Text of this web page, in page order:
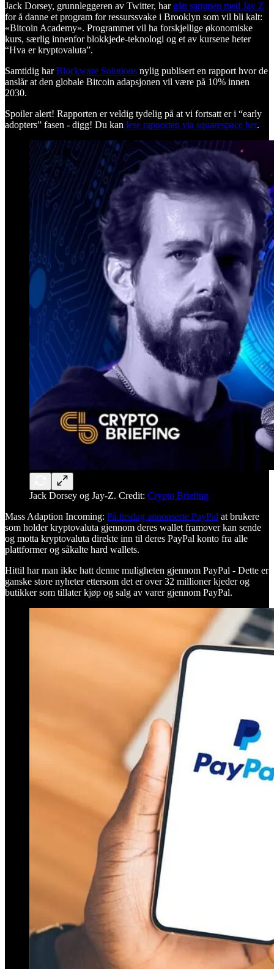
Jack Dorsey, grunnleggeren av Twitter, har gått sammen med Jay Z
for å danne et program for ressurssvake i Brooklyn som vil bli kalt:
«Bitcoin Academy». Programmet vil ha forskjellige økonomiske
kurs, særlig innenfor blokkjede-teknologi og et av kursene heter
“Hva er kryptovaluta”.
Samtidig harBlockware Solutions nylig publisert en rapport hvor de
anslår at den globale Bitcoin adapsjonen vil være på 10% innen
2030.
Spoiler alert! Rapporten er veldig tydelig på at vi fortsatt er i “early
adopters” fasen - digg! Du kan lese rapporten via squarespace her.
Jack Dorsey og Jay-Z. Credit: Crypto Briefing
Mass Adaption Incoming: På tirsdag annonserte PayPal at brukere
som holder kryptovaluta gjennom deres wallet framover kan sende
og motta kryptovaluta direkte inn til deres PayPal konto fra alle
plattformer og såkalte hard wallets.
Hittil har man ikke hatt denne muligheten gjennom PayPal - Dette er
ganske store nyheter ettersom det er over 32 millioner kjeder og
butikker som tillater kjøp og salg av varer gjennom PayPal.